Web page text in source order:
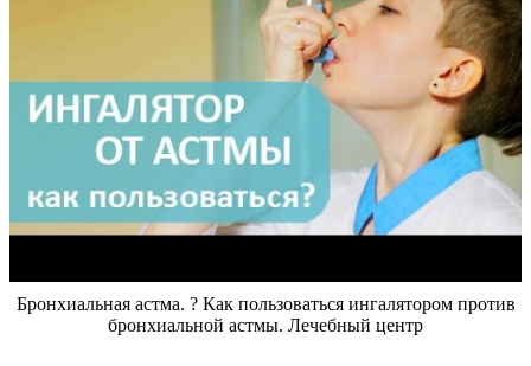
Бронхиальная астма. ? Как пользоваться ингалятором против
бронхиальной астмы. Лечебный центр